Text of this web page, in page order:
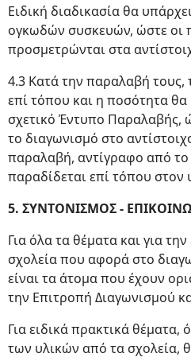
Ειδική διαδικασία θα
ογκωδών συσκευών, ώστε οι
προσμετρώνται στα
4.3 Κατά την παραλαβή τους,
επί τόπου και η ποσότητα θα
σχετικό Έντυπο Παραλαβής,
το διαγωνισμό στο
παραλαβή, αντίγραφο από το
παραδίδεται επί τόπου
5. ΣΥΝΤΟΝΙΣΜΟΣ -
Για όλα τα θέματα και για
σχολεία που αφορά στο
είναι τα άτομα που έχουν
την Επιτροπή Διαγωνισμού
Για ειδικά πρακτικά
των υλικών από τα σχολεία,